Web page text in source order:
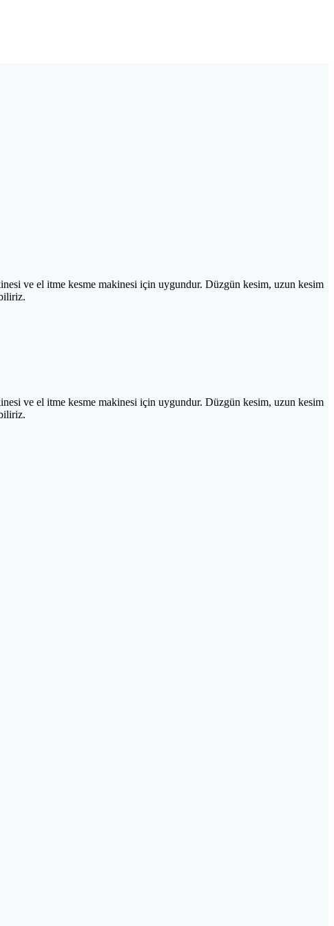
ve el itme kesme makinesi için uygundur. Düzgün kesim, uzun kesim
ve el itme kesme makinesi için uygundur. Düzgün kesim, uzun kesim